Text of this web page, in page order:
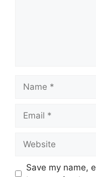
Save my name,